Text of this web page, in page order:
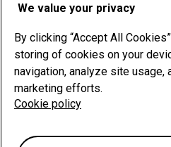
sprawności urządzeń
Skontaktuj
GIORGIO NOVARA SRL
We value your privacy
By clicking “Accept All
storing of cookies on your
navigation, analyze site usage,
marketing efforts.
Cookie policy